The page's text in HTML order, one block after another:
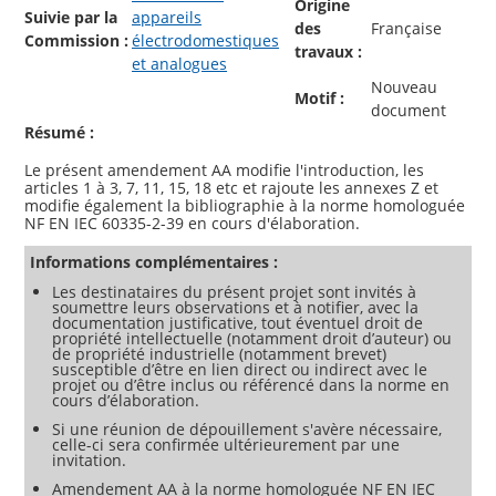
Suivie par la
Commission :
appareils
électrodomestiques
et analogues
Origine
des
travaux :
Française
Motif :
Nouveau
document
Résumé :
Le présent amendement AA modifie l'introduction, les
articles 1 à 3, 7, 11, 15, 18 etc et rajoute les annexes Z et
modifie également la bibliographie à la norme homologuée
Informations complémentaires :
Les destinataires du présent projet sont invités à
soumettre leurs observations et à notifier, avec la
documentation justificative, tout éventuel droit de
propriété intellectuelle (notamment droit d’auteur) ou
de propriété industrielle (notamment brevet)
susceptible d’être en lien direct ou indirect avec le
projet ou d’être inclus ou référencé dans la norme en
cours d’élaboration.
Si une réunion de dépouillement s'avère nécessaire,
celle-ci sera confirmée ultérieurement par une
invitation.
Amendement AA à la norme homologuée NF EN IEC